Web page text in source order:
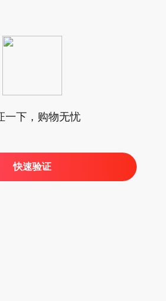
一下，购物无忧
快速验证